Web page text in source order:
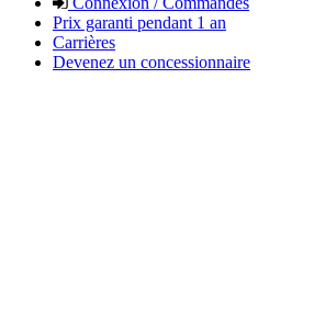
Prix garanti pendant 1 an
Carrières
Devenez un concessionnaire